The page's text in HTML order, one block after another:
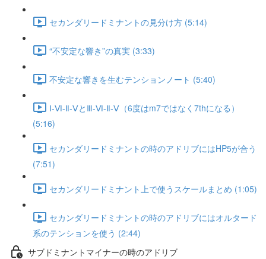
セカンダリードミナントの見分け方 (5:14)
“不安定な響き”の真実 (3:33)
不安定な響きを生むテンションノート (5:40)
Ⅰ-Ⅵ-Ⅱ-ⅤとⅢ-Ⅵ-Ⅱ-Ⅴ（6度はm7ではなく7thになる）
(5:16)
セカンダリードミナントの時のアドリブにはHP5が合う
(7:51)
セカンダリードミナント上で使うスケールまとめ (1:05)
セカンダリードミナントの時のアドリブにはオルタード
系のテンションを使う (2:44)
サブドミナントマイナーの時のアドリブ